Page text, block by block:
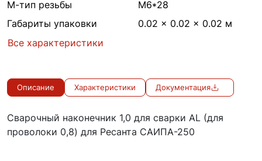
М-тип резьбы
M6*28
Габариты упаковки
0.02 × 0.02 × 0.02 м
Все характеристики
Описание Характеристики Документация
Сварочный наконечник 1,0 для сварки AL (для
проволоки 0,8) для Ресанта САИПА-250